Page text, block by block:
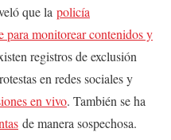
que la policía
monitorear contenidos y
registros de exclusión
en redes sociales y
en vivo. También se ha
de manera sospechosa.